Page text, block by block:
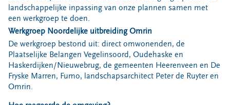
landschappelijke inpassing van onze plannen samen met
een werkgroep te doen.
Werkgroep Noordelijke uitbreiding Omrin
De werkgroep bestond uit: direct omwonenden, de
Plaatselijke Belangen Vegelinsoord, Oudehaske en
Haskerdijken/Nieuwebrug, de gemeenten Heerenveen en De
Fryske Marren, Fumo, landschapsarchitect Peter de Ruyter en
Omrin.